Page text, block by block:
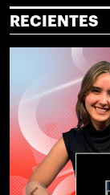
RECIENTES